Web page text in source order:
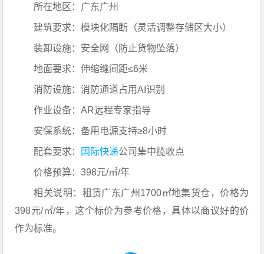
所在地区：广东广州
建筑要求：模块化隔断（灵活调整存储区大小）
装卸设施：安全网（防止货物坠落）
地面要求：伸缩缝间距≤6米
消防设施：消防通道占用AI识别
作业设备：AR远程专家指导
安保系统：备用电源支持≥8小时
配套要求： 国际快递公司集中揽收点
价格预算：398元/㎡/年
相关说明：租赁广东广州1700㎡地集货仓，价格为
398元/㎡/年，这个标价为参考价格，具体以商议好的价
作为标准。